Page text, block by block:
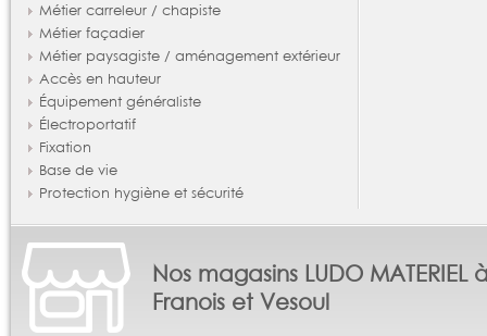
Métier carreleur / chapiste
Métier façadier
Métier paysagiste / aménagement extérieur
Accès en hauteur
Équipement généraliste
Électroportatif
Fixation
Base de vie
Protection hygiène et sécurité
Nos magasins LUDO MATERIEL
Franois et Vesoul